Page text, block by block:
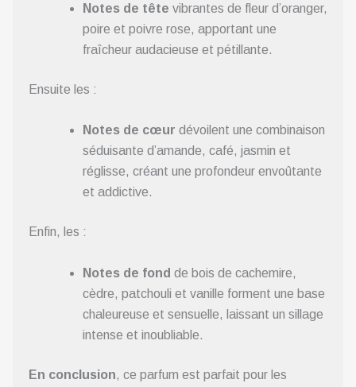
Notes de tête vibrantes de fleur d’oranger,
poire et poivre rose, apportant une
fraîcheur audacieuse et pétillante.
Ensuite les :
Notes de cœur dévoilent une combinaison
séduisante d’amande, café, jasmin et
réglisse, créant une profondeur envoûtante
et addictive.
Enfin, les :
Notes de fond de bois de cachemire,
cèdre, patchouli et vanille forment une base
chaleureuse et sensuelle, laissant un sillage
intense et inoubliable.
En conclusion, ce parfum est parfait pour les